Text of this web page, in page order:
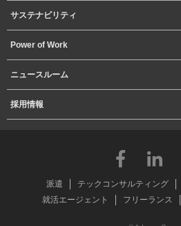
サステナビリティ
Power of Work
ニュースルーム
採用情報
派遣 テックコンサルティング
就活エージェント
フリーランス